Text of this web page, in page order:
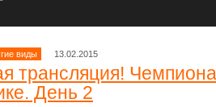
виды 13.02.2015
трансляция!
День 2